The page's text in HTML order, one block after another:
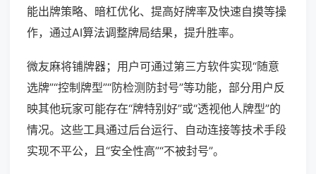
能出牌策略、暗杠优化、提高好牌率及快速自摸等操
作，通过AI算法调整牌局结果，提升胜率。
微友麻将铺牌器；用户可通过第三方软件实现“随意
选牌”“控制牌型”“防检测防封号”等功能，部分用户反
映其他玩家可能存在“牌特别好”或“透视他人牌型”的
情况。这些工具通过后台运行、自动连接等技术手段
实现不平公，且“安全性高”“不被封号”。